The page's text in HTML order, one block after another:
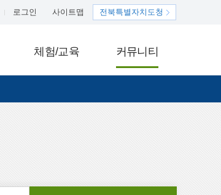
로그인 사이트맵 전북특별자치도청
체험/교육 커뮤니티